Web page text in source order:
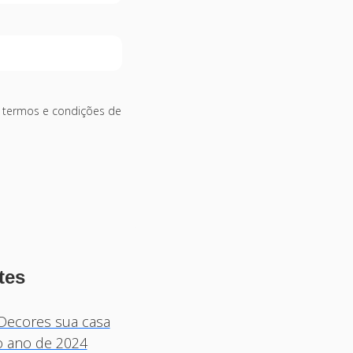
e condições de
sua casa
ano de 2024